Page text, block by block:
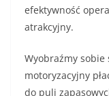
efektywność
atrakcyjny.
Wyobraźmy sobie
motoryzacyjny
do puli